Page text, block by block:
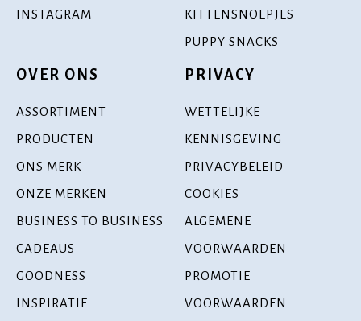
INSTAGRAM
KITTENSNOEPJES
PUPPY SNACKS
OVER ONS
ASSORTIMENT
PRODUCTEN
ONS MERK
ONZE MERKEN
BUSINESS TO BUSINESS
CADEAUS
GOODNESS
INSPIRATIE
PRIVACY
WETTELIJKE
KENNISGEVING
PRIVACYBELEID
COOKIES
ALGEMENE
VOORWAARDEN
PROMOTIE
VOORWAARDEN